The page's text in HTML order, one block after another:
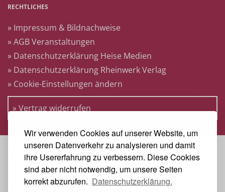
Wir verwenden Cookies auf unserer Website, um
unseren Datenverkehr zu analysieren und damit
ihre Usererfahrung zu verbessern. Diese Cookies
sind aber nicht notwendig, um unsere Seiten
korrekt abzurufen. Datenschutzerklärung.
RECHTLICHES
» Impressum & Bildnachweise
» AGB Veranstaltungen
» Datenschutzerklärung Heise Medien
» Datenschutzerklärung Rheinwerk Verlag
» Cookie-Einstellungen ändern
» Vertrag widerrufen
VERANSTALTER